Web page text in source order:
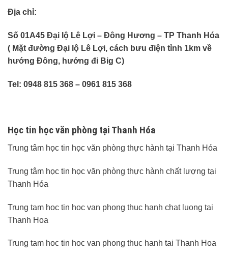
Địa chỉ:
Số 01A45 Đại lộ Lê Lợi – Đông Hương – TP Thanh Hóa
( Mặt đường Đại lộ Lê Lợi, cách bưu điện tỉnh 1km về
hướng Đông, hướng đi Big C)
Tel: 0948 815 368 – 0961 815 368
Học tin học văn phòng tại Thanh Hóa
Trung tâm học tin học văn phòng thực hành tại Thanh Hóa
Trung tâm học tin học văn phòng thực hành chất lượng tại
Thanh Hóa
Trung tam hoc tin hoc van phong thuc hanh chat luong tai
Thanh Hoa
Trung tam hoc tin hoc van phong thuc hanh tai Thanh Hoa